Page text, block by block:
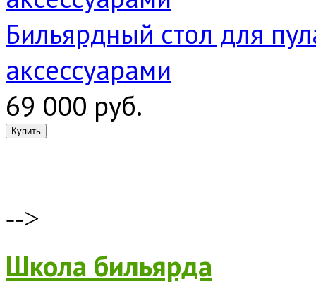
Бильярдный стол для
аксессуарами
69 000 руб.
-->
Школа бильярда